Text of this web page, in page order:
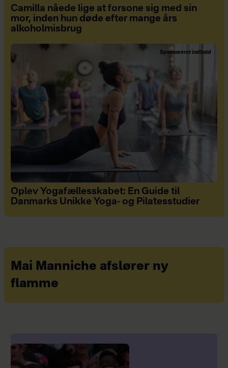
Camilla nåede lige at forsone sig med sin
mor, inden hun døde efter mange års
alkoholmisbrug
Sponsoreret indhold
Oplev Yogafællesskabet: En Guide til
Danmarks Unikke Yoga- og Pilatesstudier
Mai Manniche afslører ny
flamme